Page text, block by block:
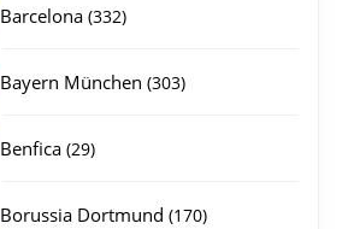
Barcelona 332332
Bayern München 303303
Benfica 2929
Borussia Dortmund 170170